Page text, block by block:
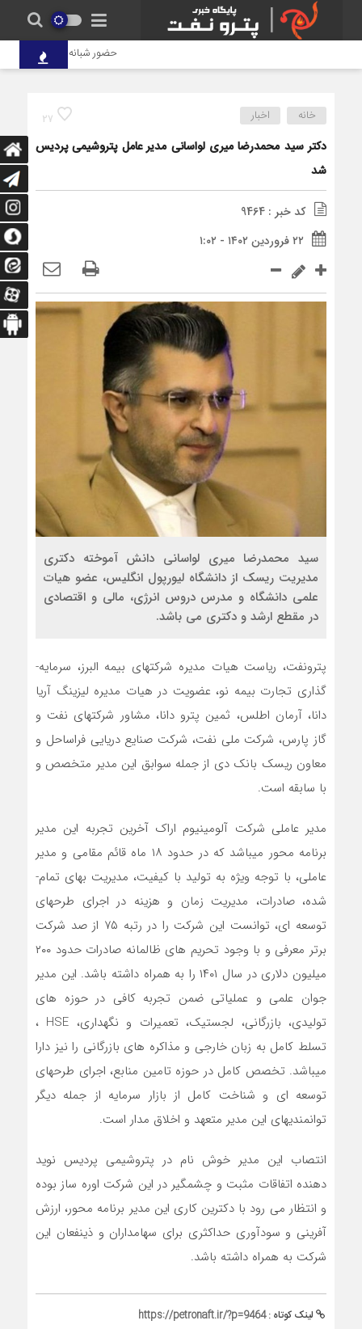
حضور شبانه‌روزی کارکنان
27 خانه اخبار
دکتر سید محمدرضا میری لواسانی مدیر عامل پتروشیمی پردیس
شد
کد خبر : 9464
۲۲ فروردین ۱۴۰۲ - ۱:۰۲
سید محمدرضا میری لواسانی دانش ­آموخته دکتری
مدیریت ریسک از دانشگاه لیورپول انگلیس، عضو هیات
علمی دانشگاه و مدرس دروس انرژی، مالی و اقتصادی
در مقطع ارشد و دکتری می ­باشد.
پترونفت، ریاست هیات مدیره شرکت­­های بیمه البرز، سرمایه­
گذاری تجارت بیمه نو، عضویت در هیات مدیره لیزینگ آریا
دانا، آرمان اطلس، ثمین پترو دانا، مشاور شرکت­های نفت و
گاز پارس، شرکت ملی نفت، شرکت صنایع دریایی فراساحل و
معاون ریسک بانک دی از جمله سوابق این مدیر متخصص و
با سابقه است.
مدیر عاملی شرکت آلومینیوم اراک آخرین تجربه این مدیر
برنامه­ محور می­باشد که در حدود ۱۸ ماه قائم مقامی و مدیر
عاملی، با توجه ویژه به تولید با کیفیت، مدیریت بهای­ تمام­
شده، صادرات، مدیریت زمان و هزینه در اجرای طرح­های
توسعه­ ای، توانست این شرکت را در رتبه ۷۵ از صد شرکت
برتر معرفی و با وجود تحریم ­های ظالمانه صادرات حدود ۲۰۰
میلیون دلاری در سال ۱۴۰۱ را به همراه داشته باشد. این مدیر
جوان علمی و عملیاتی ضمن تجربه کافی در حوزه ­های
تولیدی، بازرگانی، لجستیک، تعمیرات و نگهداری، HSE ،
تسلط کامل به زبان خارجی و مذاکره ­های بازرگانی را نیز دارا
می­باشد. تخصص کامل در حوزه تامین منابع، اجرای طرح­های
توسعه ­ای و شناخت کامل از بازار سرمایه از جمله دیگر
توانمندی­های این مدیر متعهد و اخلاق­ مدار است.
انتصاب این مدیر خوش نام در پتروشیمی پردیس نوید
دهنده اتفاقات مثبت و چشم­گیر در این شرکت اوره ساز بوده
و انتظار می رود با دکترین کاری این مدیر برنامه­ محور، ارزش
­آفرینی و سودآوری حداکثری برای سهامداران و ذینفعان این
شرکت به همراه داشته باشد.
لینک کوتاه :https://petronaft.ir/?p=9464